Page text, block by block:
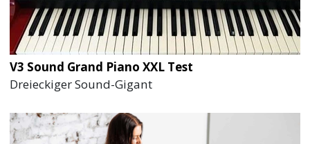
V3 Sound Grand Piano XXL Test
Dreieckiger Sound-Gigant